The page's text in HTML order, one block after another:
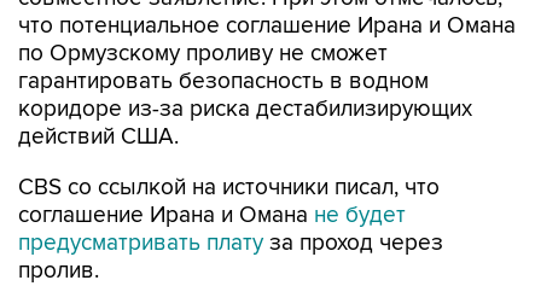
что потенциальное соглашение Ирана и Омана
по Ормузскому проливу не сможет
гарантировать безопасность в водном
коридоре из-за риска дестабилизирующих
действий США.
CBS со ссылкой на источники писал, что
соглашение Ирана и Омана не будет
предусматривать плату за проход через
пролив.